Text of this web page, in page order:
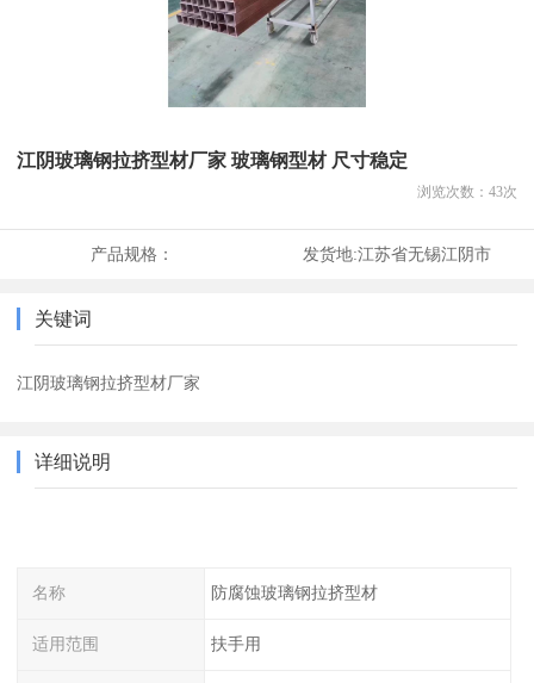
江阴玻璃钢拉挤型材厂家 玻璃钢型材 尺寸稳定
浏览次数： 43次
产品规格： 发货地:江苏省无锡江阴市
关键词
江阴玻璃钢拉挤型材厂家
详细说明
名称 防腐蚀玻璃钢拉挤型材
适用范围 扶手用